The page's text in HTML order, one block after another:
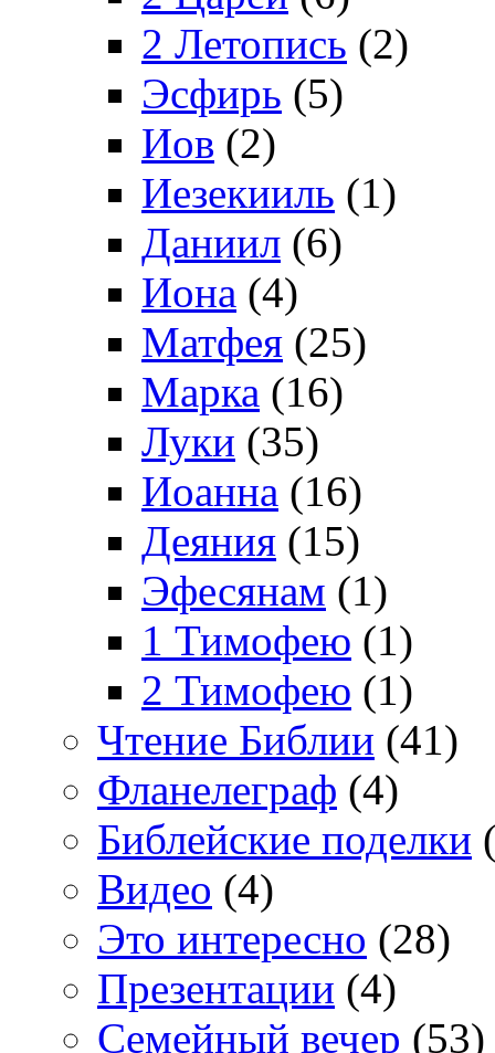
2 Летопись (2)
Эсфирь (5)
Иов (2)
Иезекииль (1)
Даниил (6)
Иона (4)
Матфея (25)
Марка (16)
Луки (35)
Иоанна (16)
Деяния (15)
Эфесянам (1)
1 Тимофею (1)
2 Тимофею (1)
Чтение Библии (41)
Фланелеграф (4)
Библейские поделки
Видео (4)
Это интересно (28)
Презентации (4)
Семейный вечер (53)